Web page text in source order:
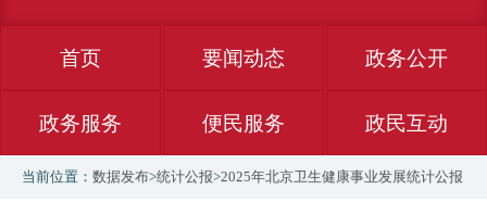
首页 要闻动态 政务公开
政务服务 便民服务 政民互动
当前位置： 数据发布>统计公报>2025年北京卫生健康事业发展统计公报